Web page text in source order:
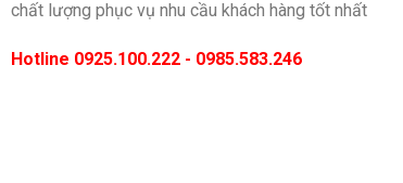
chất lượng phục vụ nhu cầu khách hàng tốt nhất
Hotline 0925.100.222 - 0985.583.246